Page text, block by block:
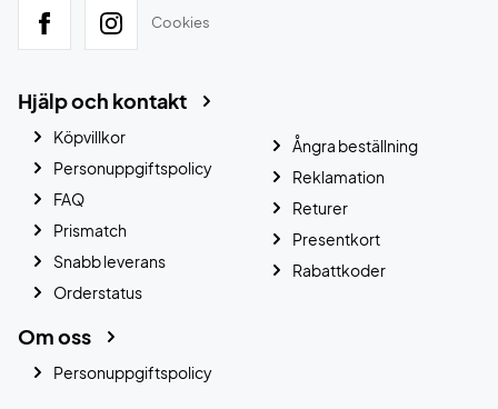
Cookies
Hjälp och kontakt
Köpvillkor
Personuppgiftspolicy
FAQ
Prismatch
Snabb leverans
Orderstatus
Ångra beställning
Reklamation
Returer
Presentkort
Rabattkoder
Om oss
Personuppgiftspolicy